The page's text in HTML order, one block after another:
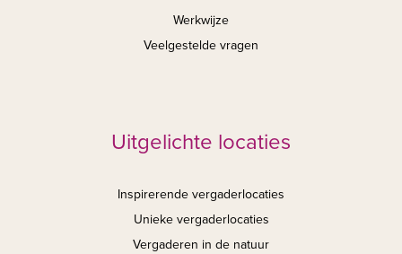
Werkwijze
Veelgestelde vragen
Uitgelichte locaties
Inspirerende vergaderlocaties
Unieke vergaderlocaties
Vergaderen in de natuur